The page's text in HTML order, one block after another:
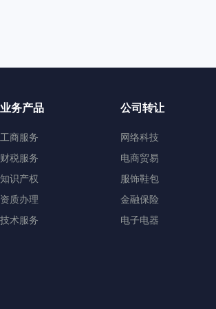
业务产品
工商服务
财税服务
知识产权
资质办理
技术服务
公司转让
网络科技
电商贸易
服饰鞋包
金融保险
电子电器